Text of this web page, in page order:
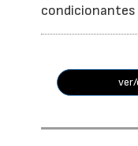
condicionantes